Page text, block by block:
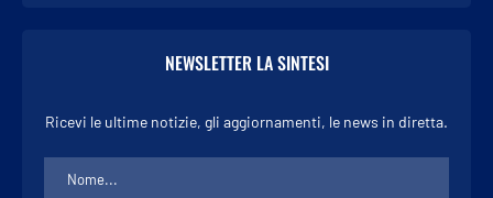
NEWSLETTER LA SINTESI
Ricevi le ultime notizie, gli aggiornamenti, le news in diretta.